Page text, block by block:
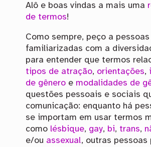
Alô e boas vindas a mais uma
de termos!
Como sempre, peço a pessoas
familiarizadas com a
para entender que termos
tipos de atração, orientações,
de gêneroe modalidades de
questões pessoais e sociais
comunicação: enquanto há
se importam em usar termos
como lésbique, gay, bi, trans,
e/ou assexual, outras pessoas